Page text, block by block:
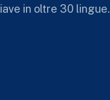
in oltre 30 lingue.